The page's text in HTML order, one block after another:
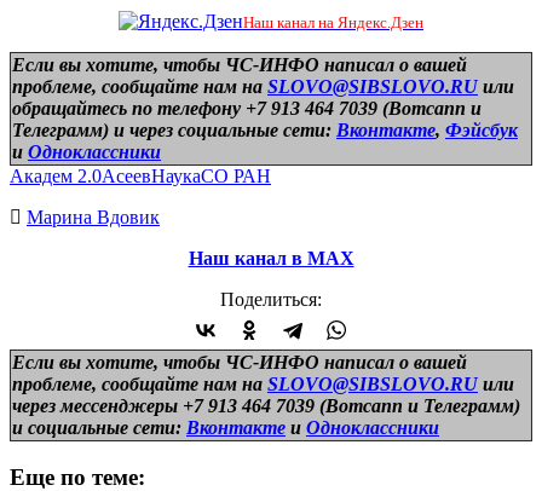
Наш канал на Яндекс.Дзен
Если вы хотите, чтобы ЧС-ИНФО написал о вашей
проблеме, сообщайте нам на SLOVO@SIBSLOVO.RU или
обращайтесь по телефону +7 913 464 7039 (Вотсапп и
Телеграмм) и через социальные сети: Вконтакте, Фэйсбук
и Одноклассники
Академ 2.0АсеевНаукаСО РАН
Марина Вдовик
Наш канал в МАХ
Поделиться:
Если вы хотите, чтобы ЧС-ИНФО написал о вашей
проблеме, сообщайте нам на SLOVO@SIBSLOVO.RU или
через мессенджеры +7 913 464 7039 (Вотсапп и Телеграмм)
и социальные сети: Вконтакте и Одноклассники
Еще по теме: